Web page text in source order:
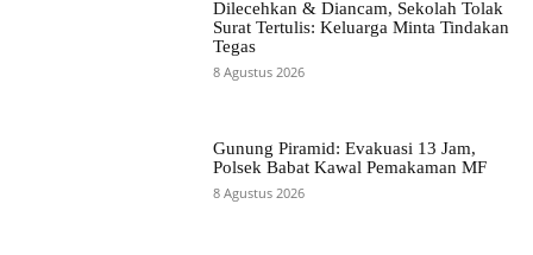
Dilecehkan & Diancam, Sekolah Tolak
Surat Tertulis: Keluarga Minta Tindakan
Tegas
8 Agustus 2026
Gunung Piramid: Evakuasi 13 Jam,
Polsek Babat Kawal Pemakaman MF
8 Agustus 2026